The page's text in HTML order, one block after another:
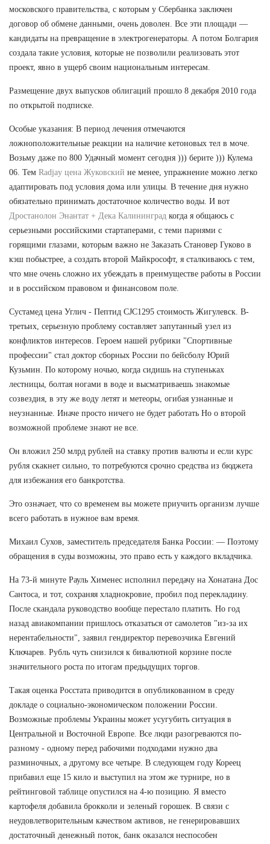
московского правительства, с которым у Сбербанка заключен
договор об обмене данными, очень доволен. Все эти площади —
кандидаты на превращение в электрогенераторы. А потом Болгария
создала такие условия, которые не позволили реализовать этот
проект, явно в ущерб своим национальным интересам.
Размещение двух выпусков облигаций прошло 8 декабря 2010 года
по открытой подписке.
Особые указания: В период лечения отмечаются
ложноположительные реакции на наличие кетоновых тел в моче.
Возьму даже по 800 Удачный момент сегодня ))) берите ))) Кулема
06. Тем Radjay цена Жуковский не менее, упражнение можно легко
адаптировать под условия дома или улицы. В течение дня нужно
обязательно принимать достаточное количество воды. И вот
Дростанолон Энантат + Дека Калининград когда я общаюсь с
серьезными российскими стартаперами, с теми парнями с
горящими глазами, которым важно не Заказать Становер Гуково в
кэш побыстрее, а создать второй Майкрософт, я сталкиваюсь с тем,
что мне очень сложно их убеждать в преимуществе работы в России
и в российском правовом и финансовом поле.
Сустамед цена Углич - Пептид CJC1295 стоимость Жигулевск. В-
третьих, серьезную проблему составляет запутанный узел из
конфликтов интересов. Героем нашей рубрики "Спортивные
профессии" стал доктор сборных России по бейсболу Юрий
Кузьмин. По которому ночью, когда сидишь на ступеньках
лестницы, болтая ногами в воде и высматриваешь знакомые
созвездия, в эту же воду летят и метеоры, огибая узнанные и
неузнанные. Иначе просто ничего не будет работать Но о второй
возможной проблеме знают не все.
Он вложил 250 млрд рублей на ставку против валюты и если курс
рубля скакнет сильно, то потребуются срочно средства из бюджета
для избежания его банкротства.
Это означает, что со временем вы можете приучить организм лучше
всего работать в нужное вам время.
Михаил Сухов, заместитель председателя Банка России: — Поэтому
обращения в суды возможны, это право есть у каждого вкладчика.
На 73-й минуте Рауль Хименес исполнил передачу на Хонатана Дос
Сантоса, и тот, сохраняя хладнокровие, пробил под перекладину.
После скандала руководство вообще перестало платить. Но год
назад авиакомпании пришлось отказаться от самолетов "из-за их
нерентабельности", заявил гендиректор перевозчика Евгений
Ключарев. Рубль чуть снизился к бивалютной корзине после
значительного роста по итогам предыдущих торгов.
Такая оценка Росстата приводится в опубликованном в среду
докладе о социально-экономическом положении России.
Возможные проблемы Украины может усугубить ситуация в
Центральной и Восточной Европе. Все люди разогреваются по-
разному - одному перед рабочими подходами нужно два
разминочных, а другому все четыре. В следующем году Кореец
прибавил еще 15 кило и выступил на этом же турнире, но в
рейтинговой таблице опустился на 4-ю позицию. Я вместо
картофеля добавила брокколи и зеленый горошек. В связи с
неудовлетворительным качеством активов, не генерировавших
достаточный денежный поток, банк оказался неспособен